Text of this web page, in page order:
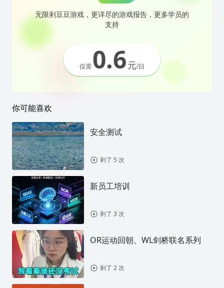
无限剥豆豆游戏，更详尽的游戏报告，更多学员的
支持
仅需0.6元/日
你可能喜欢
安全测试
剥了 5 次
新员工培训
剥了 3 次
OR运动回朝、WL剑桥联名系列
剥了 2 次